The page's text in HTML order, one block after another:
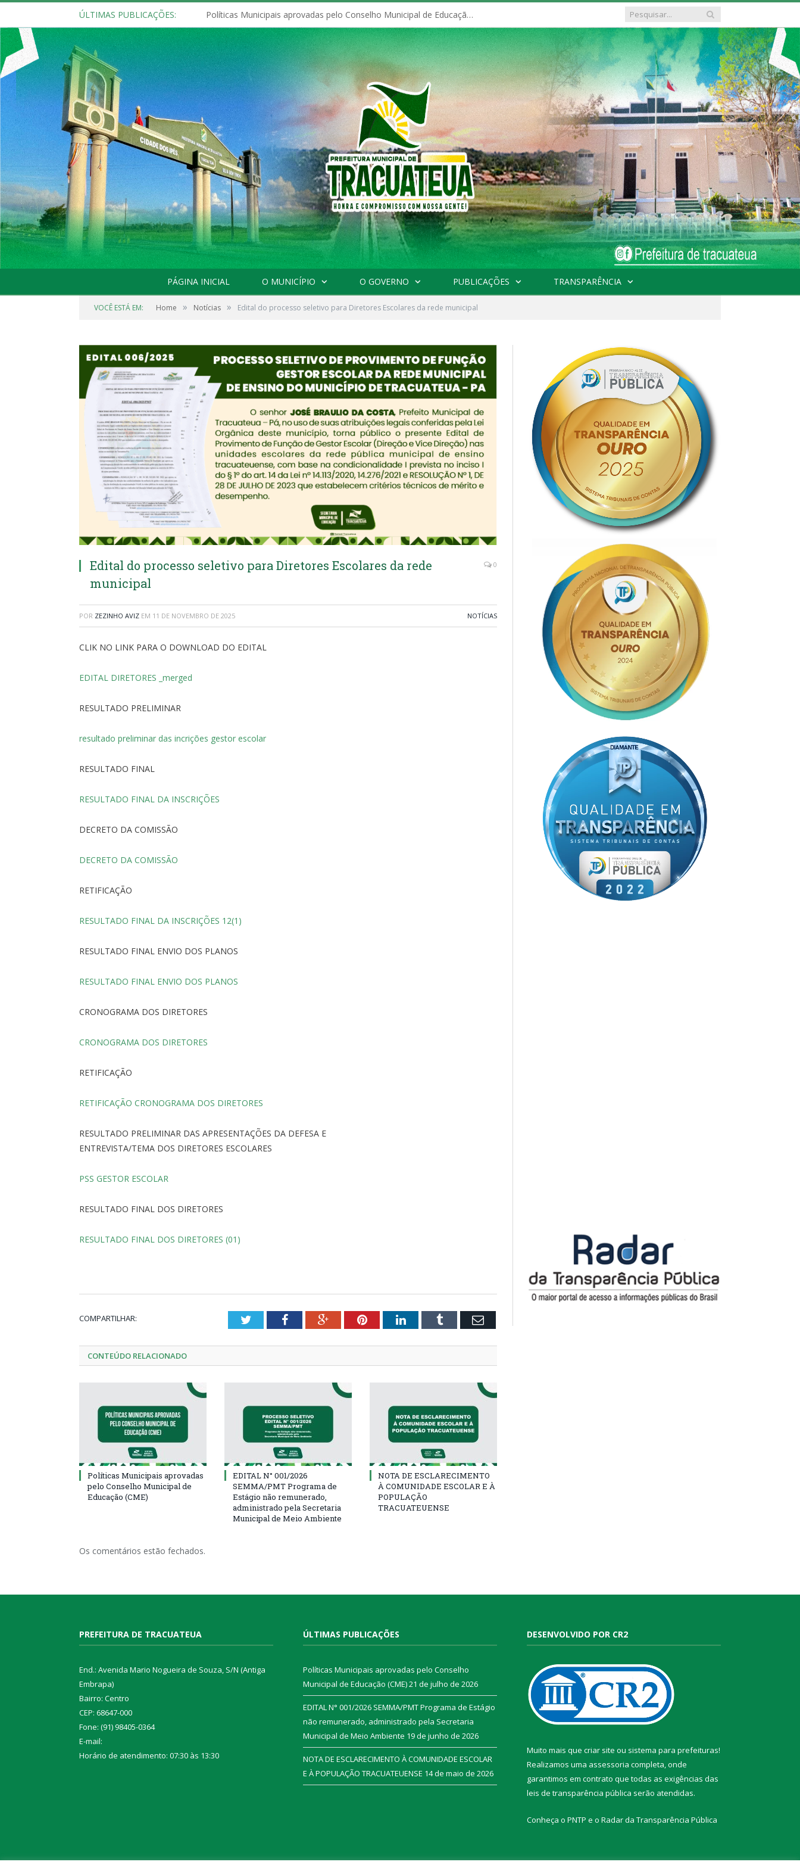
ÚLTIMAS PUBLICAÇÕES: Políticas Municipais aprovadas pelo Conselho Municipal de Educação (CME)
PÁGINA INICIAL O MUNICÍPIO O GOVERNO PUBLICAÇÕES TRANSPARÊNCIA
VOCÊ ESTÁ EM: Home » Notícias » Edital do processo seletivo para Diretores Escolares da rede municipal
Edital do processo seletivo para Diretores Escolares da rede
municipal
0
POR ZEZINHO AVIZ EM 11 DE NOVEMBRO DE 2025 NOTÍCIAS
CLIK NO LINK PARA O DOWNLOAD DO EDITAL
EDITAL DIRETORES _merged
RESULTADO PRELIMINAR
resultado preliminar das incrições gestor escolar
RESULTADO FINAL
RESULTADO FINAL DA INSCRIÇÕES
DECRETO DA COMISSÃO
DECRETO DA COMISSÃO
RETIFICAÇÃO
RESULTADO FINAL DA INSCRIÇÕES 12(1)
RESULTADO FINAL ENVIO DOS PLANOS
RESULTADO FINAL ENVIO DOS PLANOS
CRONOGRAMA DOS DIRETORES
CRONOGRAMA DOS DIRETORES
RETIFICAÇÃO
RETIFICAÇÃO CRONOGRAMA DOS DIRETORES
RESULTADO PRELIMINAR DAS APRESENTAÇÕES DA DEFESA E
ENTREVISTA/TEMA DOS DIRETORES ESCOLARES
PSS GESTOR ESCOLAR
RESULTADO FINAL DOS DIRETORES
RESULTADO FINAL DOS DIRETORES (01)
COMPARTILHAR: TwitterFacebookGoogle+PinterestLinkedInTumblr Email
CONTEÚDO RELACIONADO
Políticas Municipais aprovadas
pelo Conselho Municipal de
Educação (CME)
EDITAL N° 001/2026
SEMMA/PMT Programa de
Estágio não remunerado,
administrado pela Secretaria
Municipal de Meio Ambiente
NOTA DE ESCLARECIMENTO
À COMUNIDADE ESCOLAR E À
POPULAÇÃO
TRACUATEUENSE
Os comentários estão fechados.
PREFEITURA DE TRACUATEUA
End.: Avenida Mario Nogueira de Souza, S/N (Antiga
Embrapa)
Bairro: Centro
CEP: 68647-000
Fone: (91) 98405-0364
E-mail:
Horário de atendimento: 07:30 às 13:30
ÚLTIMAS PUBLICAÇÕES
Políticas Municipais aprovadas pelo Conselho
Municipal de Educação (CME)21 de julho de 2026
EDITAL N° 001/2026 SEMMA/PMT Programa de Estágio
não remunerado, administrado pela Secretaria
Municipal de Meio Ambiente 19 de junho de 2026
NOTA DE ESCLARECIMENTO À COMUNIDADE ESCOLAR
E À POPULAÇÃO TRACUATEUENSE 14 de maio de 2026
DESENVOLVIDO POR CR2
Muito mais que criar site ou sistema para prefeituras!
Realizamos uma assessoria completa, onde
garantimos em contrato que todas as exigências das
leis de transparência pública serão atendidas.
Conheça o PNTP e o Radar da Transparência Pública